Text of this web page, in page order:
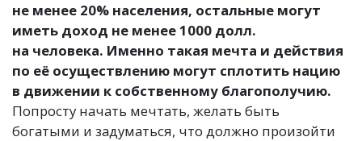
не менее 20% населения, остальные могут
иметь доход не менее 1000 долл.
на человека. Именно такая мечта и действия
по её осуществлению могут сплотить нацию
в движении к собственному благополучию.
Попросту начать мечтать, желать быть
богатыми и задуматься, что должно произойти